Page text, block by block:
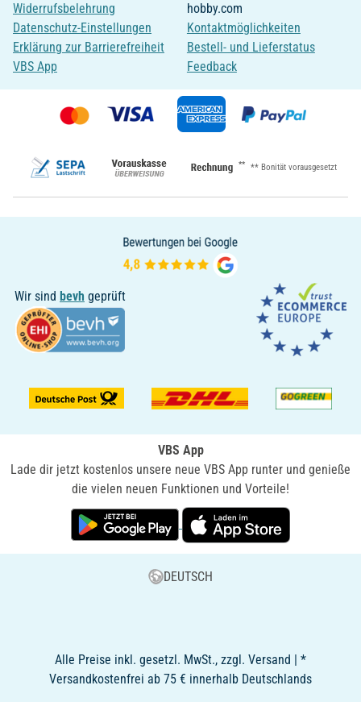
Widerrufsbelehrung
Datenschutz-Einstellungen
Erklärung zur Barrierefreiheit
VBS App
hobby.com
Kontaktmöglichkeiten
Bestell- und Lieferstatus
Feedback
** ** Bonität vorausgesetzt
Wir sind bevh geprüft
VBS App
Lade dir jetzt kostenlos unsere neue VBS App runter und genieße
die vielen neuen Funktionen und Vorteile!
DEUTSCH
Alle Preise inkl. gesetzl. MwSt., zzgl. Versand | *
Versandkostenfrei ab 75 € innerhalb Deutschlands